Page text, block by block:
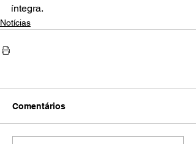
íntegra.
Notícias
Comentários